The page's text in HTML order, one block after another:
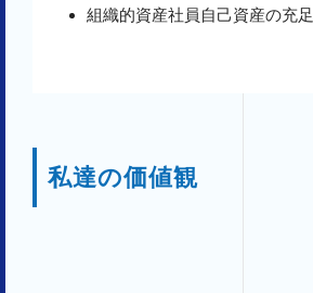
組織的資産社員自己資産の充足
私達の価値観